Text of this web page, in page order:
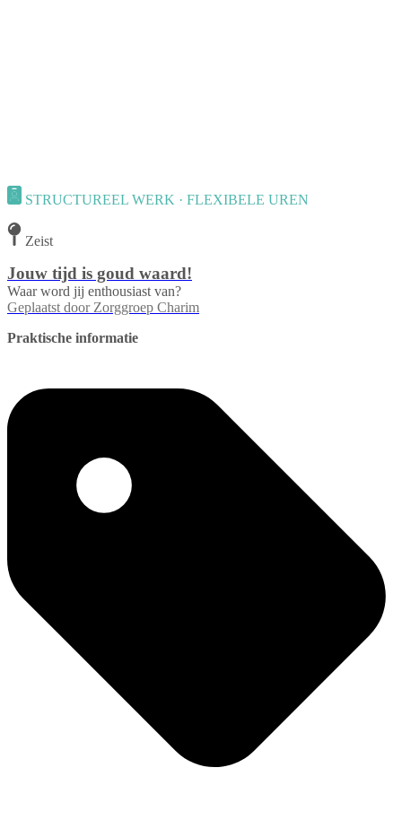
STRUCTUREEL WERK · FLEXIBELE UREN
Zeist
Jouw tijd is goud waard!
Waar word jij enthousiast van?
Geplaatst door Zorggroep Charim
Praktische informatie